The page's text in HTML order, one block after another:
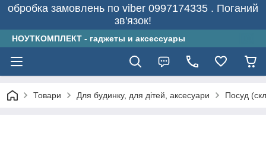
обробка замовлень по viber 0997174335 . Поганий
зв'язок!
НОУТКОМПЛЕКТ - гаджеты и аксессуары
Товари Для будинку, для дітей, аксесуари Посуд